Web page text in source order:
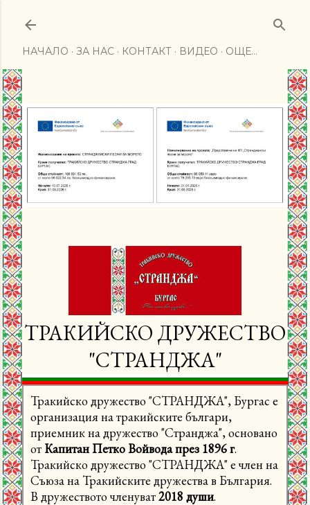
НАЧАЛО ЗА НАС КОНТАКТ ВИДЕО ОЩЕ…
ТРАКИЙСКО ДРУЖЕСТВО
"СТРАНДЖА"
Тракийско дружество "СТРАНДЖА", Бургас е
организация на тракийските българи,
приемник на дружество "Странджа", основано
от Капитан Петко Войвода през 1896 г.
Тракийско дружество "СТРАНДЖА" е член на
Съюза на Тракийските дружества в България.
В дружеството членуват2018 души.